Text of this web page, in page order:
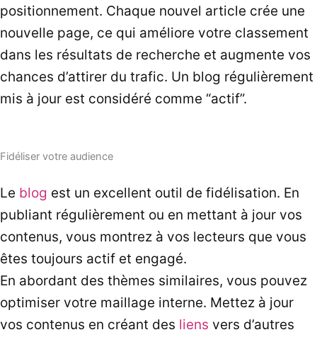
positionnement. Chaque nouvel article crée une
nouvelle page, ce qui améliore votre classement
dans les résultats de recherche et augmente vos
chances d’attirer du trafic. Un blog régulièrement
mis à jour est considéré comme “actif”.
Fidéliser votre audience
Le blog est un excellent outil de fidélisation. En
publiant régulièrement ou en mettant à jour vos
contenus, vous montrez à vos lecteurs que vous
êtes toujours actif et engagé.
En abordant des thèmes similaires, vous pouvez
optimiser votre maillage interne. Mettez à jour
vos contenus en créant des liens vers d’autres